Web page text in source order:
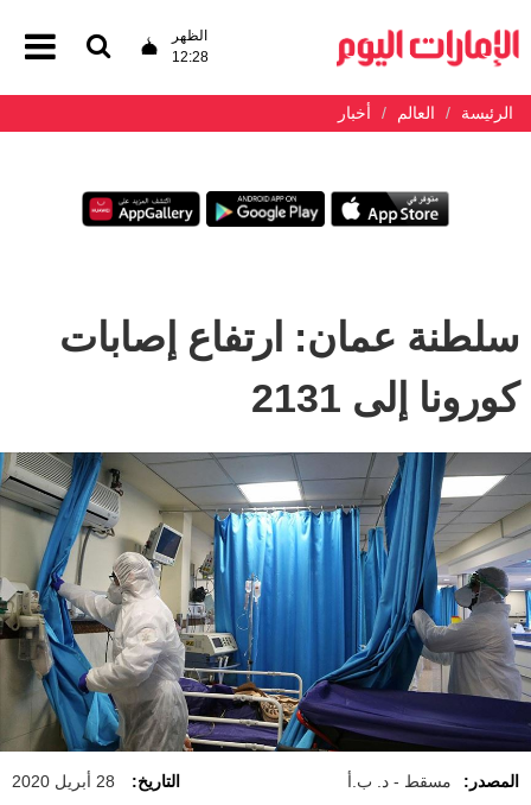
الظهر
12:28
الرئيسة العالم أخبار
سلطنة عمان: ارتفاع إصابات
كورونا إلى 2131
المصدر: مسقط - د. ب.أ التاريخ: 28 أبريل 2020